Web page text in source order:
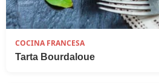
COCINA FRANCESA
Tarta Bourdaloue